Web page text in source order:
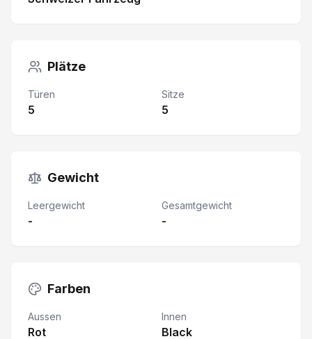
Plätze
Türen
5
Sitze
5
Gewicht
Leergewicht
-
Gesamtgewicht
-
Farben
Aussen
Rot
Innen
Black